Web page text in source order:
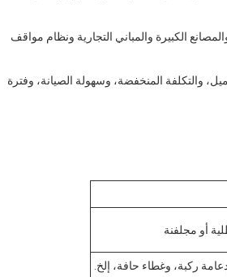
الكبيرة والمباني التجارية ونظام مواقف
والتكلفة المنخفضة، وسهولة الصيانة، وفترة